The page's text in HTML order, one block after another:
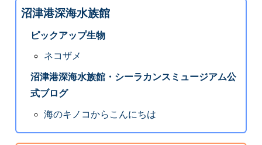
沼津港深海水族館
ピックアップ生物
ネコザメ
沼津港深海水族館・シーラカンスミュージアム公
式ブログ
海のキノコからこんにちは